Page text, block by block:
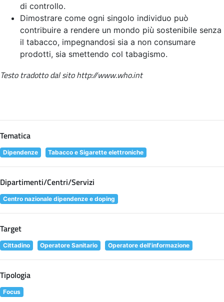
di controllo.
Dimostrare come ogni singolo individuo può
contribuire a rendere un mondo più sostenibile senza
il tabacco, impegnandosi sia a non consumare
prodotti, sia smettendo col tabagismo.
Testo tradotto dal sito http://www.who.int
Tematica
Dipendenze Tabacco e Sigarette elettroniche
Dipartimenti/Centri/Servizi
Centro nazionale dipendenze e doping
Target
Cittadino Operatore Sanitario Operatore dell'informazione
Tipologia
Focus